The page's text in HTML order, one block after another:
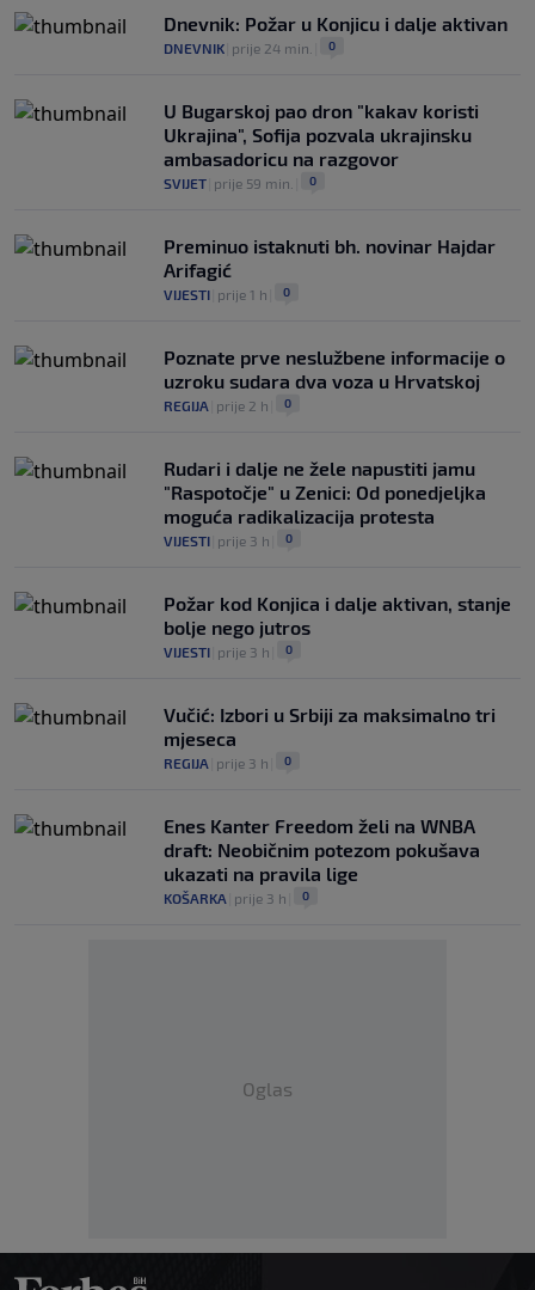
FIFA-e je vaš novac", danas se suočava s
najvećom krizom
| prije 3 h
Dnevnik: Požar u Konjicu i dalje aktivan
DNEVNIK prije 24 min. 0
U Bugarskoj pao dron "kakav koristi
Ukrajina", Sofija pozvala ukrajinsku
ambasadoricu na razgovor
SVIJET prije 59 min. 0
Preminuo istaknuti bh. novinar Hajdar
Arifagić
VIJESTI prije 1 h 0
Poznate prve neslužbene informacije o
uzroku sudara dva voza u Hrvatskoj
REGIJA prije 2 h 0
Rudari i dalje ne žele napustiti jamu
"Raspotočje" u Zenici: Od ponedjeljka
moguća radikalizacija protesta
VIJESTI prije 3 h 0
Požar kod Konjica i dalje aktivan, stanje
bolje nego jutros
VIJESTI prije 3 h 0
Vučić: Izbori u Srbiji za maksimalno tri
mjeseca
REGIJA prije 3 h 0
Enes Kanter Freedom želi na WNBA
draft: Neobičnim potezom pokušava
ukazati na pravila lige
KOŠARKA prije 3 h 0
Oglas